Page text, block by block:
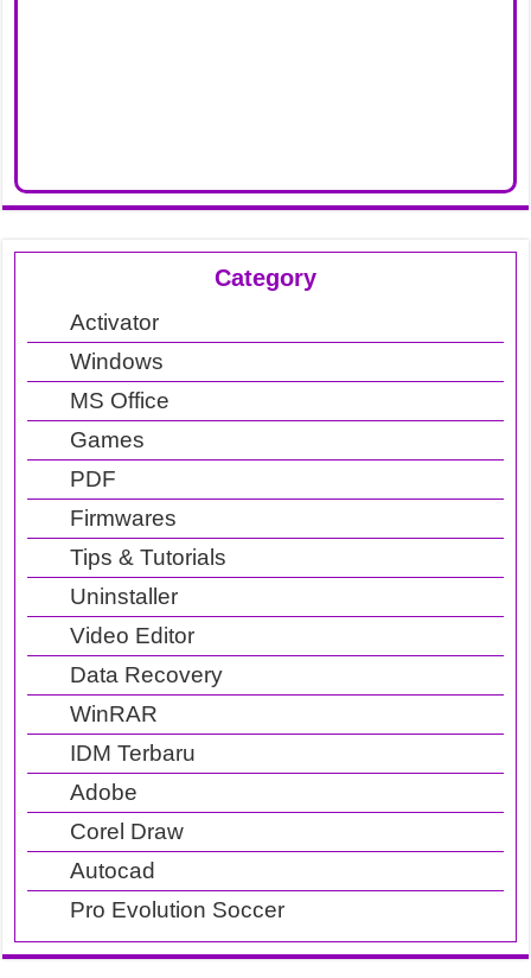
Category
Activator
Windows
MS Office
Games
PDF
Firmwares
Tips & Tutorials
Uninstaller
Video Editor
Data Recovery
WinRAR
IDM Terbaru
Adobe
Corel Draw
Autocad
Pro Evolution Soccer